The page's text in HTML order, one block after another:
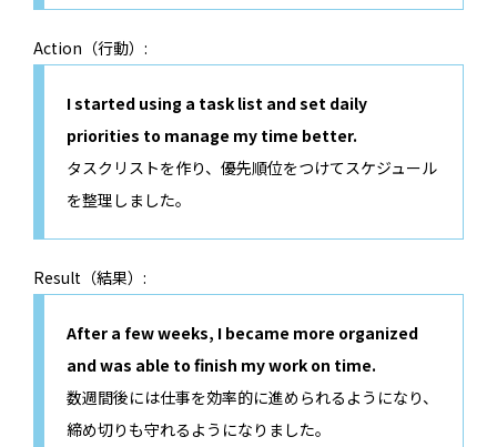
Action（行動）:
I started using a task list and set daily
priorities to manage my time better.
タスクリストを作り、優先順位をつけてスケジュール
を整理しました。
Result（結果）:
After a few weeks, I became more organized
and was able to finish my work on time.
数週間後には仕事を効率的に進められるようになり、
締め切りも守れるようになりました。